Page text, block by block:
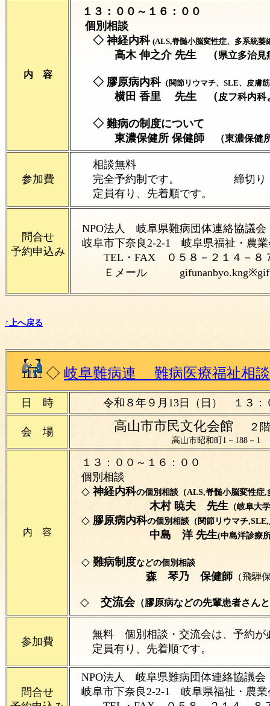
内 容
１３：００～１６：００
個別相談
◇ 神経内科 (ALS,脊髄小脳変性症、多系統萎
高木 伸之介 先生 （県立多治
◇ 膠原病内科（関節リウマチ、SLE、皮膚
横田 香里 先生 （ 皮フ科内科
◇ 難病の制度について
東濃保健所 保健師
（東濃保
参加費
相談無料
完全予約制です。 締切り ７
定員有り、先着順です。
問合せ
予約申込み
NPO法人 岐阜県難病団体連絡協議会
岐阜市下奈良2-2-1 岐
TEL・FAX ０５８－２１４－８
Ｅメール
↑上へ戻る
◇ 岐阜難病連 難病医療福祉相
日 時 令和８年９月13日（日） １３
会 場 高山市市民文化会館 ２階
高山市昭和町1－188－1
内 容
１３：００～１６：００
個別相談
◇ 神経内科の個別相談 （ALS,脊髄小脳変性
木村 暁夫 先生 （岐阜大
◇ 膠原病内科の個別相談 （関節リウマチ
中島 洋 先生(中島洋診療
◇ 難病制度などの個別相談
森 琴乃 保健師 （飛騨
◇ 交流会（膠原病などの先輩患者さん
参加費
無料 個別相談・交流会は、予約
定員有り、先着順です。
問合せ
NPO法人 岐阜県難病団体連絡協議会
岐阜市下奈良2-2-1 岐